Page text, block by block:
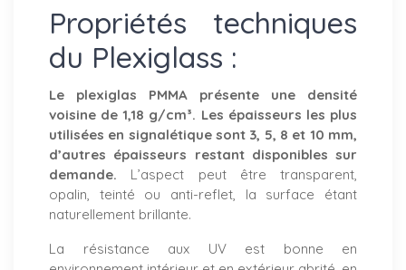
Propriétés techniques
du Plexiglass :
Le plexiglas PMMA présente une densité
voisine de 1,18 g/cm³. Les épaisseurs les plus
utilisées en signalétique sont 3, 5, 8 et 10 mm,
d’autres épaisseurs restant disponibles sur
demande. L’aspect peut être transparent,
opalin, teinté ou anti-reflet, la surface étant
naturellement brillante.
La résistance aux UV est bonne en